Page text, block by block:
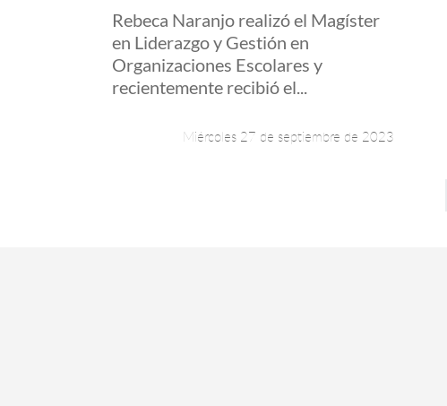
Rebeca Naranjo realizó el Magíster
en Liderazgo y Gestión en
Organizaciones Escolares y
recientemente recibió el...
Miércoles 27 de septiembre de 2023